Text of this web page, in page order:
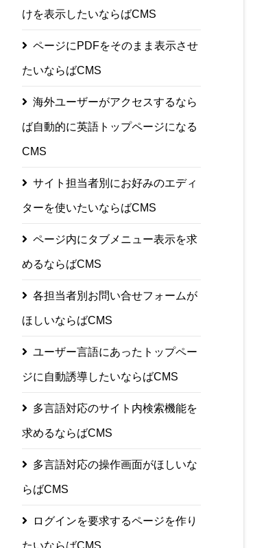
けを表示したいならばCMS
ページにPDFをそのまま表示させ
たいならばCMS
海外ユーザーがアクセスするなら
ば自動的に英語トップページになる
CMS
サイト担当者別にお好みのエディ
ターを使いたいならばCMS
ページ内にタブメニュー表示を求
めるならばCMS
各担当者別お問い合せフォームが
ほしいならばCMS
ユーザー言語にあったトップペー
ジに自動誘導したいならばCMS
多言語対応のサイト内検索機能を
求めるならばCMS
多言語対応の操作画面がほしいな
らばCMS
ログインを要求するページを作り
たいならばCMS